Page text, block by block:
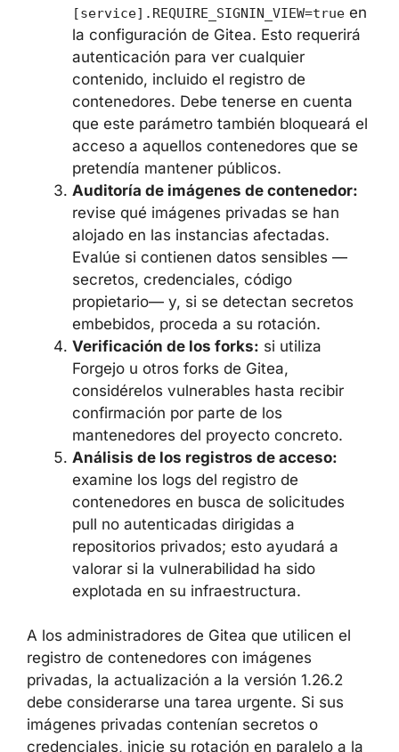
[service].REQUIRE_SIGNIN_VIEW=true en
la configuración de Gitea. Esto requerirá
autenticación para ver cualquier
contenido, incluido el registro de
contenedores. Debe tenerse en cuenta
que este parámetro también bloqueará el
acceso a aquellos contenedores que se
pretendía mantener públicos.
Auditoría de imágenes de contenedor:
revise qué imágenes privadas se han
alojado en las instancias afectadas.
Evalúe si contienen datos sensibles —
secretos, credenciales, código
propietario— y, si se detectan secretos
embebidos, proceda a su rotación.
Verificación de los forks: si utiliza
Forgejo u otros forks de Gitea,
considérelos vulnerables hasta recibir
confirmación por parte de los
mantenedores del proyecto concreto.
Análisis de los registros de acceso:
examine los logs del registro de
contenedores en busca de solicitudes
pull no autenticadas dirigidas a
repositorios privados; esto ayudará a
valorar si la vulnerabilidad ha sido
explotada en su infraestructura.
A los administradores de Gitea que utilicen el
registro de contenedores con imágenes
privadas, la actualización a la versión 1.26.2
debe considerarse una tarea urgente. Si sus
imágenes privadas contenían secretos o
credenciales, inicie su rotación en paralelo a la